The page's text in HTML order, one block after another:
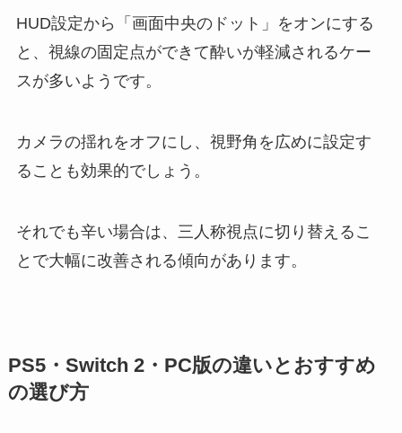
HUD設定から「画面中央のドット」をオンにする
と、視線の固定点ができて酔いが軽減されるケー
スが多いようです。
カメラの揺れをオフにし、視野角を広めに設定す
ることも効果的でしょう。
それでも辛い場合は、三人称視点に切り替えるこ
とで大幅に改善される傾向があります。
PS5・Switch 2・PC版の違いとおすすめ
の選び方